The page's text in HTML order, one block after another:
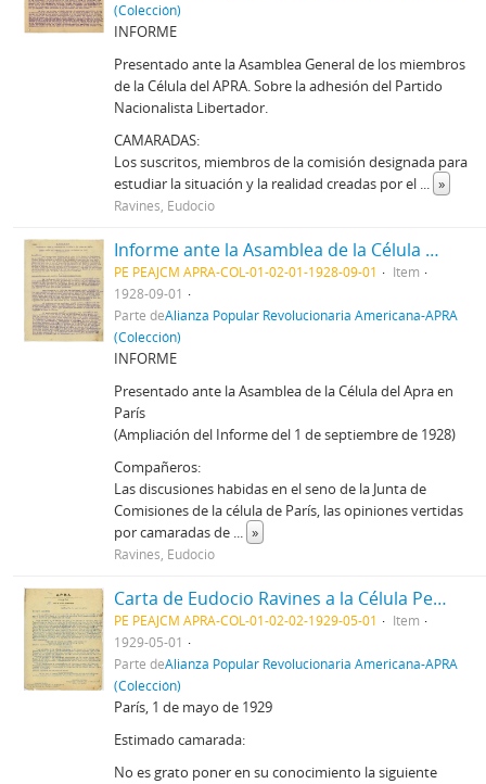
(Colección)
INFORME
Presentado ante la Asamblea General de los miembros
de la Célula del APRA. Sobre la adhesión del Partido
Nacionalista Libertador.
CAMARADAS:
Los suscritos, miembros de la comisión designada para
estudiar la si­tuación y la realidad creadas por el ... »
Ravines, Eudocio
Informe ante la Asamblea de la Célula del Apra en París, 1/9/1928
PE PEAJCM APRA-COL-01-02-01-1928-09-01
Item
1928-09-01
Parte deAlianza Popular Revolucionaria Americana-APRA
(Colección)
INFORME
Presentado ante la Asamblea de la Célula del Apra en
París
(Ampliación del Informe del 1 de septiembre de 1928)
Compañeros:
Las discusiones habidas en el seno de la Junta de
Comisiones de la célula de París, las opiniones vertidas
por camaradas de ... »
Ravines, Eudocio
Carta de Eudocio Ravines a la Célula Peruana del Apra en París, 1/5/1929
PE PEAJCM APRA-COL-01-02-02-1929-05-01
Item
1929-05-01
Parte deAlianza Popular Revolucionaria Americana-APRA
(Colección)
París, 1 de mayo de 1929
Estimado camarada:
No es grato poner en su conocimiento la siguiente